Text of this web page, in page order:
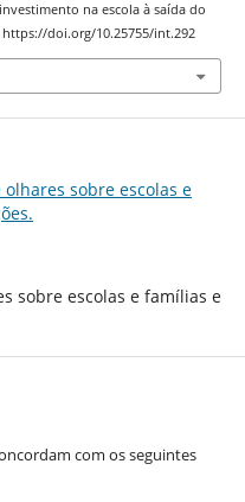
na escola à saída do
https://doi.org/10.25755/int.292
olhares sobre escolas e
sobre escolas e famílias e
com os seguintes